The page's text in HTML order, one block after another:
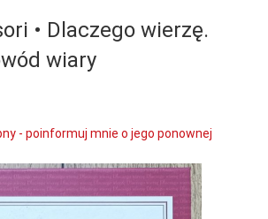
• Dlaczego wierzę.
wiary
- poinformuj mnie o jego ponownej